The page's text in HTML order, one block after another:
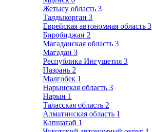
Жетысу область 3
Талдыкорган 3
Еврейская автономная область 3
Биробиджан 2
Магаданская область 3
Магадан 3
Республика Ингушетия 3
Назрань 2
Малгобек 1
Нарынская область 3
Нарын 1
Таласская область 2
Алматинская область 1
Капшагай 1